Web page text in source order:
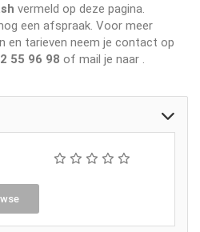
vermeld op deze pagina.
een afspraak. Voor meer
en tarieven neem je contact op
55 96 98 of mail je naar